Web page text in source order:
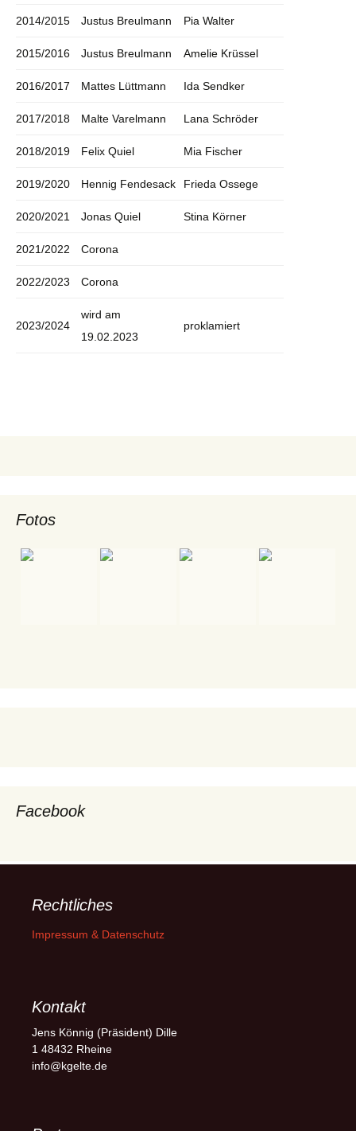
2014/2015 Justus Breulmann Pia Walter
2015/2016 Justus Breulmann Amelie Krüssel
2016/2017 Mattes Lüttmann Ida Sendker
2017/2018 Malte Varelmann Lana Schröder
2018/2019 Felix Quiel Mia Fischer
2019/2020 Hennig Fendesack Frieda Ossege
2020/2021 Jonas Quiel Stina Körner
2021/2022 Corona
2022/2023 Corona
2023/2024
wird am
19.02.2023
proklamiert
Fotos
Facebook
Rechtliches
Impressum & Datenschutz
Kontakt
Jens Könnig (Präsident) Dille
1 48432 Rheine
info@kgelte.de